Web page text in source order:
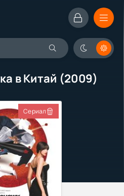
в Китай (2009)
Сериал